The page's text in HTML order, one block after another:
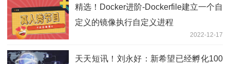
精选！Docker进阶-Dockerfile建立一个自
定义的镜像执行自定义进程
2022-12-17
天天短讯！刘永好：新希望已经孵化100